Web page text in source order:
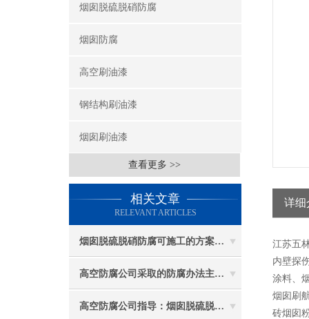
烟囱脱硫脱硝防腐
烟囱防腐
高空刷油漆
钢结构刷油漆
烟囱刷油漆
查看更多 >>
相关文章
RELEVANT ARTICLES
烟囱脱硫脱硝防腐可施工的方案都有哪些？
高空防腐公司采取的防腐办法主要有哪些？
高空防腐公司指导：烟囱脱硫脱硝防腐施工要注意些什么？
详细
江苏五
内壁探
涂料、
烟囱刷
砖烟囱